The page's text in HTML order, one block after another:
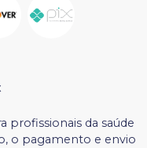
profissionais da saúde
o pagamento e envio